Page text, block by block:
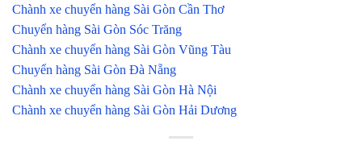
Chành xe chuyển hàng Sài Gòn Cần Thơ
Chuyển hàng Sài Gòn Sóc Trăng
Chành xe chuyển hàng Sài Gòn Vũng Tàu
Chuyển hàng Sài Gòn Đà Nẵng
Chành xe chuyển hàng Sài Gòn Hà Nội
Chành xe chuyển hàng Sài Gòn Hải Dương